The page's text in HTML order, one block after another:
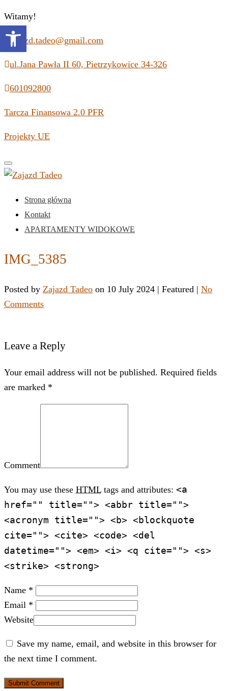
Witamy!
zajazd.tadeo@gmail.com
ul.Jana Pawła II 60, Pietrzykowice 34-326
601092800
Tarcza Finansowa 2.0 PFR
Projekty UE
Toggle
navigation
Strona główna
Kontakt
APARTAMENTY WIDOKOWE
IMG_5385
Posted by Zajazd Tadeo on 10 July 2024 | Featured | No
Comments
Leave a Reply
Your email address will not be published. Required fields
are marked *
Comment
You may use these HTML tags and attributes: <a
href="" title=""> <abbr title="">
<acronym title=""> <b> <blockquote
cite=""> <cite> <code> <del
datetime=""> <em> <i> <q cite=""> <s>
<strike> <strong>
Name *
Email *
Website
Save my name, email, and website in this browser for
the next time I comment.
Open toolbar